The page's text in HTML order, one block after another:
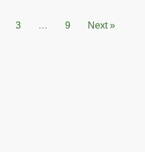
3 … 9 Next »